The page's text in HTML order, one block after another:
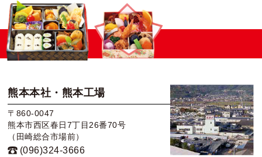
熊本本社・熊本工場
〒860-0047
熊本市西区春日7丁目26番70号
（田崎総合市場前）
(096)324-3666